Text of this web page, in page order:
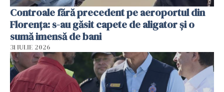
Controale fără precedent pe aeroportul din
Florența: s-au găsit capete de aligator și o
sumă imensă de bani
31 IULIE 2026